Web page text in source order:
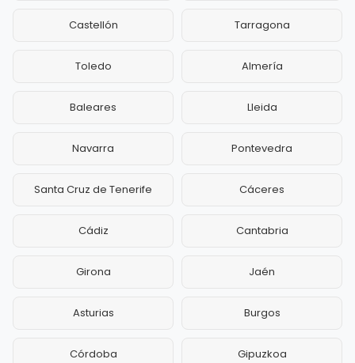
Castellón Tarragona
Toledo Almería
Baleares Lleida
Navarra Pontevedra
Santa Cruz de Tenerife Cáceres
Cádiz Cantabria
Girona Jaén
Asturias Burgos
Córdoba Gipuzkoa